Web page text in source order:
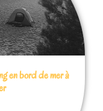
en bord de mer à